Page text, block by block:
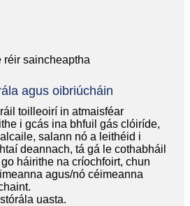
réir saincheaptha
agus oibriúcháin
toilleoirí in atmaisféar
i gcás ina bhfuil gás clóiríde,
salann nó a leithéid i
deannach, tá gá le cothabháil
háirithe na críochfoirt, chun
agus/nó céimeanna
uasta.